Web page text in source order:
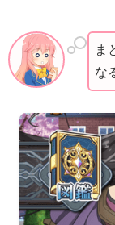
ま
な